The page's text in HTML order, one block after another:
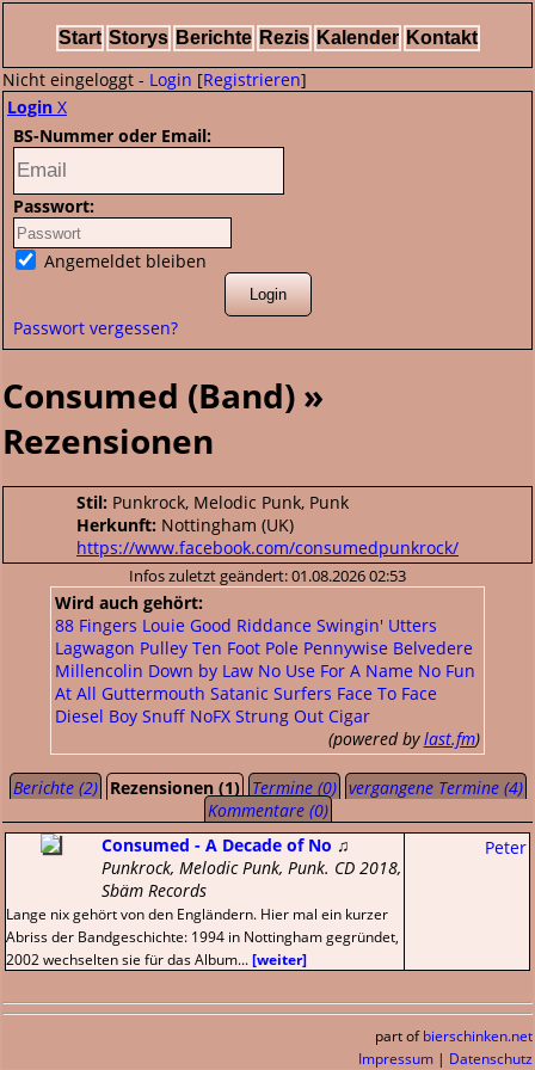
Start Storys Berichte Rezis Kalender Kontakt
Nicht eingeloggt - Login [Registrieren]
Login X
BS-Nummer oder Email:
Passwort:
Angemeldet bleiben
Passwort vergessen?
Consumed (Band) »
Rezensionen
Stil: Punkrock, Melodic Punk, Punk
Herkunft: Nottingham (UK)
https://www.facebook.com/consumedpunkrock/
Infos zuletzt geändert: 01.08.2026 02:53
Wird auch gehört:
88 Fingers Louie Good Riddance Swingin' Utters
Lagwagon Pulley Ten Foot Pole Pennywise Belvedere
Millencolin Down by Law No Use For A Name No Fun
At All Guttermouth Satanic Surfers Face To Face
Diesel Boy Snuff NoFX Strung Out Cigar
(powered bylast.fm)
Berichte (2) Rezensionen (1) Termine (0) vergangene Termine (4)
Kommentare (0)
Peter
Consumed - A Decade of No ♫
Punkrock, Melodic Punk, Punk. CD 2018,
Sbäm Records
Lange nix gehört von den Engländern. Hier mal ein kurzer
Abriss der Bandgeschichte: 1994 in Nottingham gegründet,
2002 wechselten sie für das Album... [weiter]
part of bierschinken.net
Impressum | Datenschutz